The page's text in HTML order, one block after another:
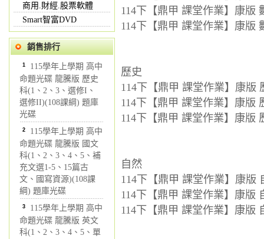
商用.財經.股票軟體
Smart智富DVD
銷售排行
1 115學年上學期 高中
命題光碟 龍騰版 歷史
科(1、2、3、選修I、
選修II)(108課綱) 題庫
光碟
2 115學年上學期 高中
命題光碟 龍騰版 國文
科(1、2、3、4、5、補
充文選1-5、15篇古
文、國寫資源)(108課
綱) 題庫光碟
3 115學年上學期 高中
命題光碟 龍騰版 英文
科(1、2、3、4、5、單
114下【鼎甲 課堂作業】康版
114下【鼎甲 課堂作業】康版
歷史
114下【鼎甲 課堂作業】康版
114下【鼎甲 課堂作業】康版
114下【鼎甲 課堂作業】康版
自然
114下【鼎甲 課堂作業】康版
114下【鼎甲 課堂作業】康版
114下【鼎甲 課堂作業】康版